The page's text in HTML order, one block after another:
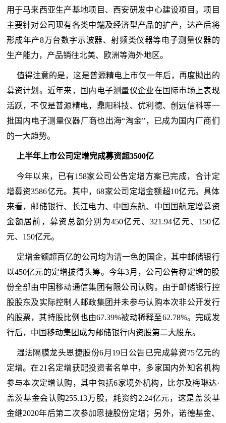
用于马来西亚生产基地项目、西安研发中心建设项目。项目
主要针对公司现有各类中端及经济型产品的扩产，达产后将
形成年产8万台数字示波器、射频类仪器等电子测量仪器的
生产能力，产品销往北美、欧洲等海外地区。
值得注意的是，这是普源精电上市仅一年后，再度抛出的
募资计划。近年来，国内电子测量仪企业在国际市场上表现
活跃，不仅是普源精电，鼎阳科技、优利德、创远信科等一
批国内电子测量仪器厂商也出海“淘金”，已成为国内厂商们
的一大趋势。
上半年上市公司定增完成募资超3500亿
今年以来，已有158家公司公告定增方案已完成，合计定
增募资3586亿元。其中，68家公司定增金额超10亿元。具体
来看，邮储银行、长江电力、中国东航、中国国航定增募资
金额居前，募资总额分别为450亿元、321.94亿元、150亿
元、150亿元。
定增金额超百亿的公司均为清一色的国企，其中邮储银行
以450亿元的定增拔得头筹。今年3月，公司公告称定增的股
份全部由中国移动通信集团有限公司认购。由于邮储银行控
股股东及实际控制人邮政集团并未参与认购本次非公开发行
的股票，其持股比例也由67.39%被动稀释至62.78%。完成发
行后，中国移动集团成为邮储银行内资股第二大股东。
湿法隔膜龙头恩捷股份6月19日公告已完成募资75亿元的
定增。在21名定增获配投资者名单中，多家国内外知名机构
参与本次定增认购，其中包括6家境外机构，比尔及梅琳达·
盖茨基金会认购255.13万股，耗资约2.24亿元，这是盖茨基
金继2020年后第二次参加恩捷股份定增；另外，诺德基金、